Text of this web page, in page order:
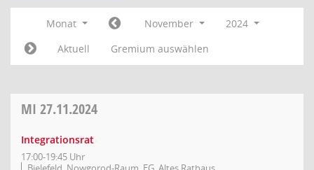
Monat November
2024
Aktuell
Gremium auswählen
MI 27.11.2024
Integrationsrat
17:00-19:45 Uhr